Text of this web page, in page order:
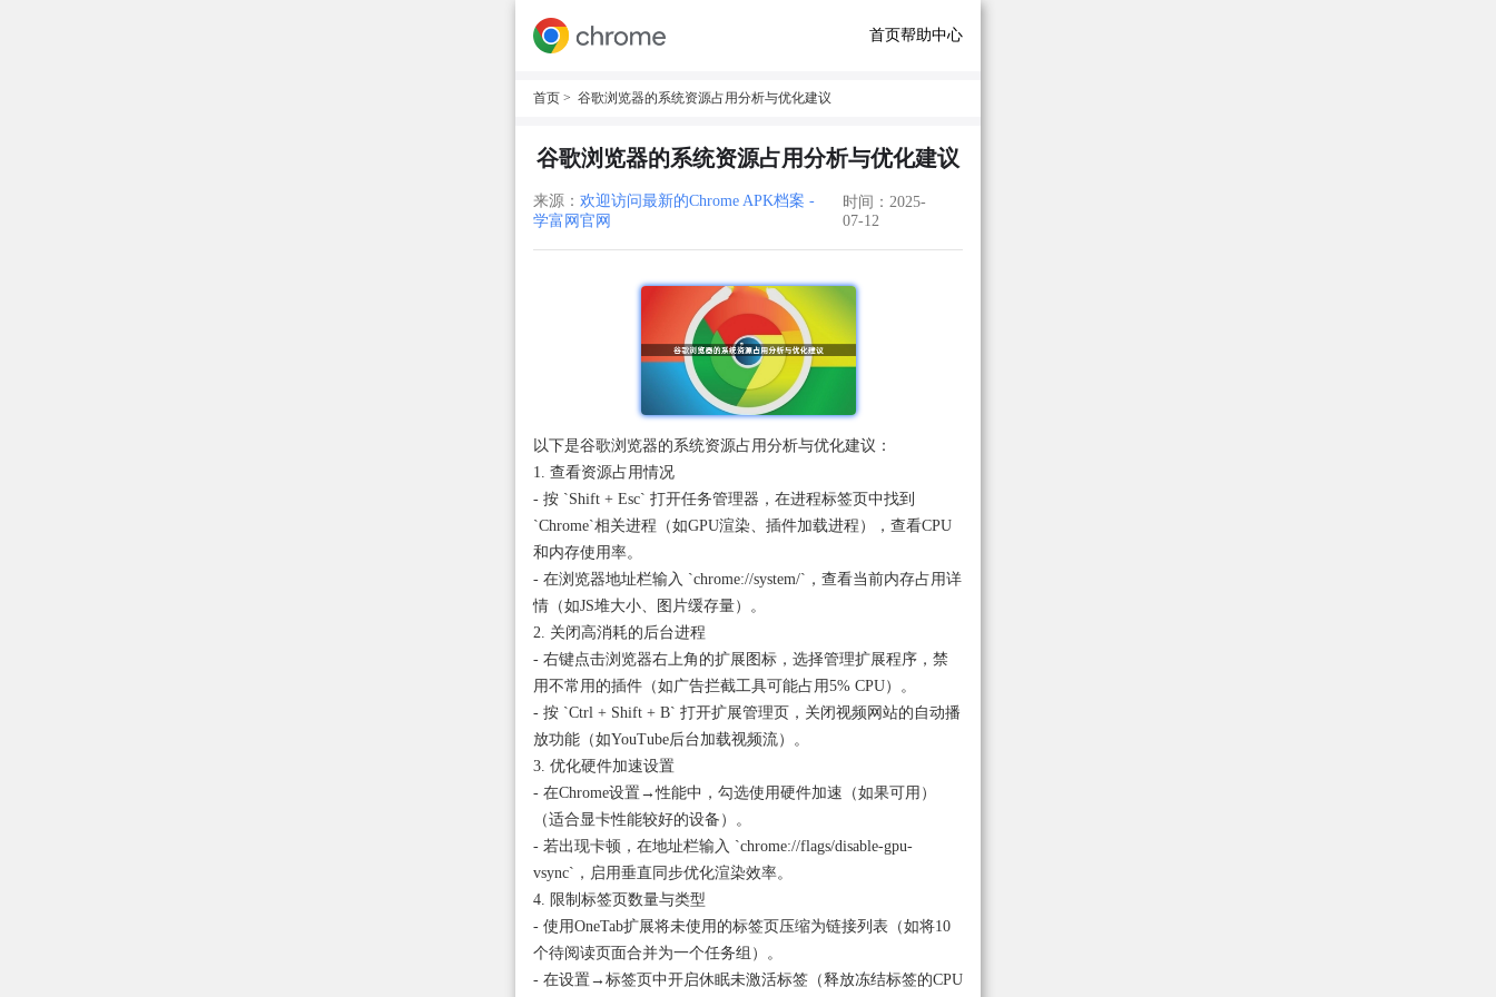
首页帮助中心
首页 > 谷歌浏览器的系统资源占用分析与优化建议
谷歌浏览器的系统资源占用分析与优化建议
来源： 欢迎访问最新的Chrome APK档案 -
学富网官网
时间：2025-
07-12
以下是谷歌浏览器的系统资源占用分析与优化建议：
1. 查看资源占用情况
- 按 `Shift + Esc` 打开任务管理器，在进程标签页中找到
`Chrome`相关进程（如GPU渲染、插件加载进程），查看CPU
和内存使用率。
- 在浏览器地址栏输入 `chrome://system/`，查看当前内存占用详
情（如JS堆大小、图片缓存量）。
2. 关闭高消耗的后台进程
- 右键点击浏览器右上角的扩展图标，选择管理扩展程序，禁
用不常用的插件（如广告拦截工具可能占用5% CPU）。
- 按 `Ctrl + Shift + B` 打开扩展管理页，关闭视频网站的自动播
放功能（如YouTube后台加载视频流）。
3. 优化硬件加速设置
- 在Chrome设置→性能中，勾选使用硬件加速（如果可用）
（适合显卡性能较好的设备）。
- 若出现卡顿，在地址栏输入 `chrome://flags/disable-gpu-
vsync`，启用垂直同步优化渲染效率。
4. 限制标签页数量与类型
- 使用OneTab扩展将未使用的标签页压缩为链接列表（如将10
个待阅读页面合并为一个任务组）。
- 在设置→标签页中开启休眠未激活标签（释放冻结标签的CPU